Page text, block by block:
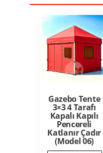
Gazebo Tente
3×3 4 Tarafı
Kapalı Kapılı
Pencereli
Katlanır Çadır
(Model 06)